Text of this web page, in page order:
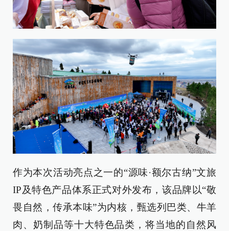
作为本次活动亮点之一的“源味·额尔古纳”文旅
IP及特色产品体系正式对外发布，该品牌以“敬
畏自然，传承本味”为内核，甄选列巴类、牛羊
肉、奶制品等十大特色品类，将当地的自然风